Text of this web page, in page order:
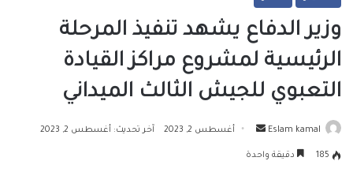
وزير الدفاع يشهد تنفيذ المرحلة
الرئيسية لمشروع مراكز القيادة
التعبوي للجيش الثالث الميداني
Eslam kamal
أرسل أغسطس 2, 2023 آخر تحديث: أغسطس 2, 2023
185 دقيقة واحدة